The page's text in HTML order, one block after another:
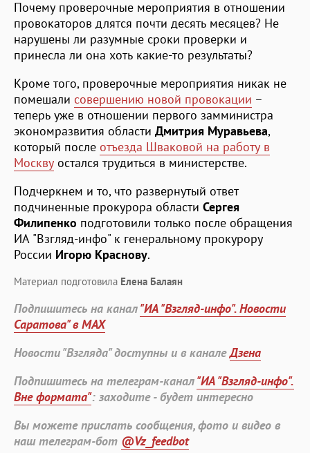
Почему проверочные мероприятия в отношении
провокаторов длятся почти десять месяцев? Не
нарушены ли разумные сроки проверки и
принесла ли она хоть какие-то результаты?
Кроме того, проверочные мероприятия никак не
помешали совершению новой провокации –
теперь уже в отношении первого замминистра
экономразвития области Дмитрия Муравьева,
который после отъезда Шваковой на работу в
Москву остался трудиться в министерстве.
Подчеркнем и то, что развернутый ответ
подчиненные прокурора области Сергея
Филипенко подготовили только после обращения
ИА "Взгляд-инфо" к генеральному прокурору
России Игорю Краснову.
Материал подготовила Елена Балаян
Подпишитесь на канал"ИА "Взгляд-инфо". Новости
Саратова" в MAX
Новости "Взгляда" доступны и в каналеДзена
Подпишитесь на телеграм-канал"ИА "Взгляд-инфо".
Вне формата": заходите - будет интересно
Вы можете прислать сообщения, фото и видео в
наш телеграм-бот @Vz_feedbot